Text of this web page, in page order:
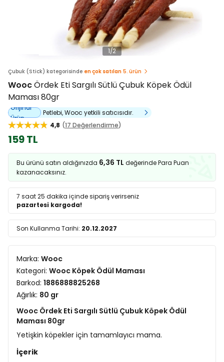
1/2
Çubuk (Stick) kategorisinde en çok satılan 5. ürün
WoocÖrdek Eti Sargılı Sütlü Çubuk Köpek Ödül
Maması 80gr
Orijinal
Ürün
Petlebi, Wooc yetkili satıcısıdır.
4,8
17 Değerlendirme
159 TL
Bu ürünü satın aldığınızda 6,36 TL değerinde Para Puan
kazanacaksınız.
7 saat 25 dakika içinde sipariş verirseniz
pazartesi kargoda!
Son Kullanma Tarihi: 20.12.2027
Marka: Wooc
Kategori: Wooc Köpek Ödül Maması
Barkod: 1886888825268
Ağırlık: 80 gr
Wooc Ördek Eti Sargılı Sütlü Çubuk Köpek Ödül
Maması 80gr
Yetişkin köpekler için tamamlayıcı mama.
İçerik